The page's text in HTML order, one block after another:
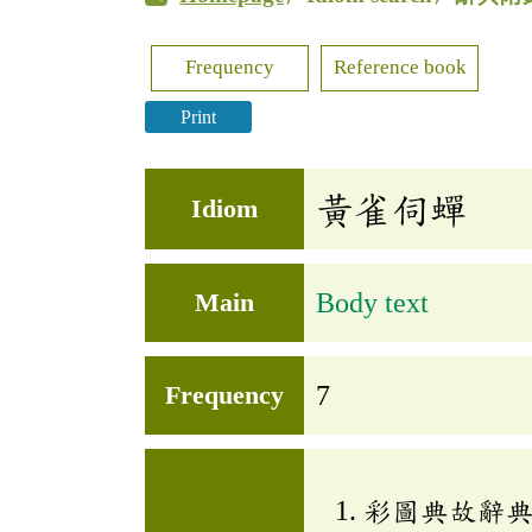
Frequency Reference book
Print
Idiom 黃雀伺蟬
Main Body text
Frequency 7
彩圖典故辭